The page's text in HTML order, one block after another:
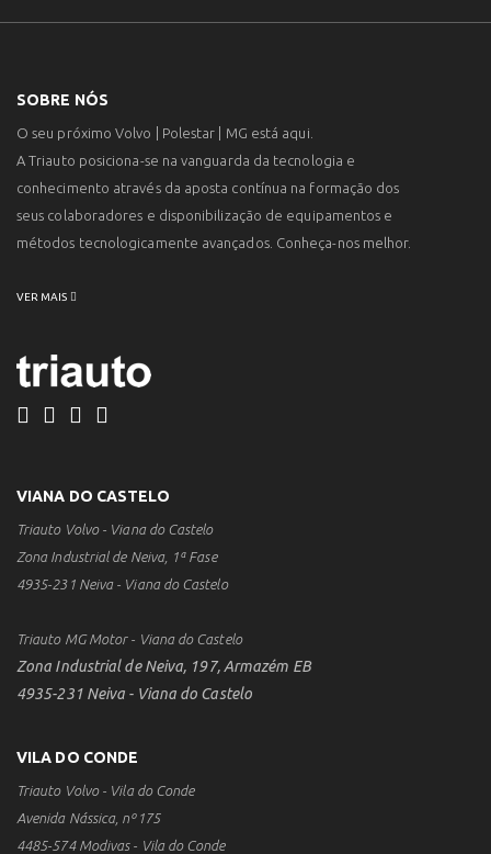
SOBRE NÓS
O seu próximo Volvo | Polestar | MG está aqui.
A Triauto posiciona-se na vanguarda da tecnologia e
conhecimento através da aposta contínua na formação dos
seus colaboradores e disponibilização de equipamentos e
métodos tecnologicamente avançados. Conheça-nos melhor.
VER MAIS
VIANA DO CASTELO
Triauto Volvo - Viana do Castelo
Zona Industrial de Neiva, 1ª Fase
4935-231 Neiva - Viana do Castelo
Triauto MG Motor - Viana do Castelo
Zona Industrial de Neiva, 197, Armazém EB
4935-231 Neiva - Viana do Castelo
VILA DO CONDE
Triauto Volvo - Vila do Conde
Avenida Nássica, nº175
4485-574 Modivas - Vila do Conde